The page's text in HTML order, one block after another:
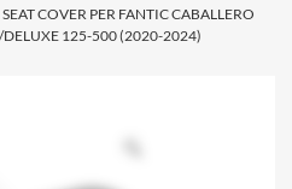
SEAT COVER PER FANTIC CABALLERO
DELUXE 125-500 (2020-2024)